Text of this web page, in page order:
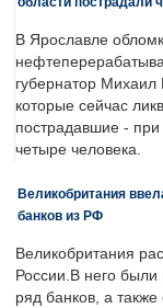
В Ярославле
губернатор Михаил
которые сейчас
пострадавшие -
четыре человека.
Великобритания
банков из РФ
Великобритания
России.В него
ряд банков, а